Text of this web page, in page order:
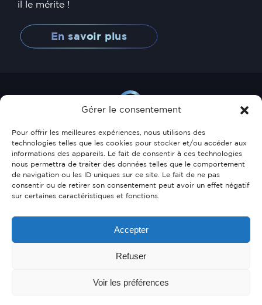
Gérer le consentement
Pour offrir les meilleures expériences, nous utilisons des
technologies telles que les cookies pour stocker et/ou accéder aux
informations des appareils. Le fait de consentir à ces technologies
nous permettra de traiter des données telles que le comportement
de navigation ou les ID uniques sur ce site. Le fait de ne pas
consentir ou de retirer son consentement peut avoir un effet négatif
sur certaines caractéristiques et fonctions.
Accepter
Refuser
Voir les préférences
il le mérite !
En savoir plus
35, allée Scheffer
L-2520 Luxembourg
info@glacis-immo.lu